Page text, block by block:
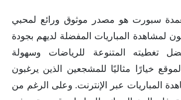
سبورت هو مصدر موثوق ورائع لمحبي
لمشاهدة المباريات المفضلة لديهم بجودة
تغطيته المتنوعة للرياضات وسهولة
خيارًا مثاليًا للمشجعين الذين يرغبون
المباريات عبر الإنترنت. وعلى الرغم من